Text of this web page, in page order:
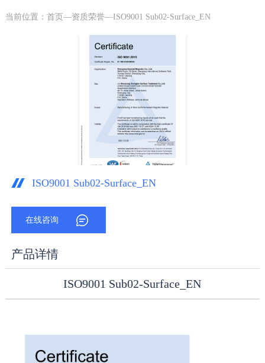
当前位置： 首页 —资质荣誉—ISO9001 Sub02-Surface_EN
ISO9001 Sub02-Surface_EN
在线咨询
产品详情
ISO9001 Sub02-Surface_EN